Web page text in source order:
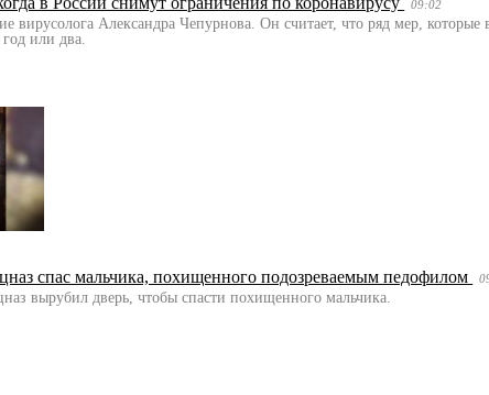
09:02
вирусолога Александра Чепурнова. Он считает, что ряд мер,
год или два.
спас мальчика, похищенного подозреваемым педофилом
вырубил дверь, чтобы спасти похищенного мальчика.